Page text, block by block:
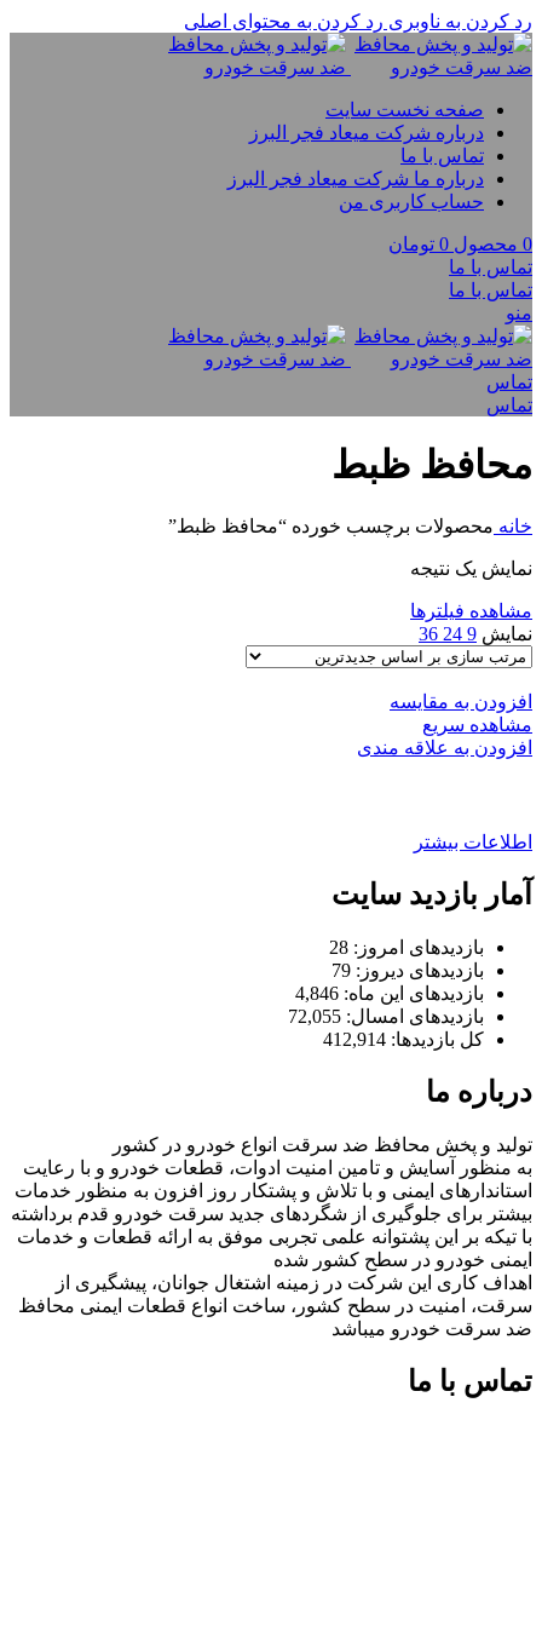
رد کردن به ناوبری رد کردن به محتوای اصلی
صفحه نخست سایت
درباره شرکت میعاد فجر البرز
تماس با ما
درباره ما شرکت میعاد فجر البرز
حساب کاربری من
0 محصول 0 تومان
تماس با ما
تماس با ما
منو
تماس
تماس
محافظ ظبط
خانه محصولات برچسب خورده “محافظ ظبط”
نمایش یک نتیجه
مشاهده فیلترها
نمایش 9
24
36
افزودن به مقایسه
مشاهده سریع
افزودن به علاقه مندی
اطلاعات بیشتر
آمار بازدید سایت
بازدیدهای امروز: 28
بازدیدهای دیروز: 79
بازدیدهای این ماه: 4,846
بازدیدهای امسال: 72,055
کل بازدیدها: 412,914
درباره ما
تولید و پخش محافظ ضد سرقت انواع خودرو در کشور
به منظور آسایش و تامین امنیت ادوات، قطعات خودرو و با رعایت
استاندارهای ایمنی و با تلاش و پشتکار روز افزون به منظور خدمات
بیشتر برای جلوگیری از شگردهای جدید سرقت خودرو قدم برداشته
با تیکه بر این پشتوانه علمی تجربی موفق به ارائه قطعات و خدمات
ایمنی خودرو در سطح کشور شده
اهداف کاری این شرکت در زمینه اشتغال جوانان، پیشگیری از
سرقت، امنیت در سطح کشور، ساخت انواع قطعات ایمنی محافظ
ضد سرقت خودرو میباشد
تماس با ما